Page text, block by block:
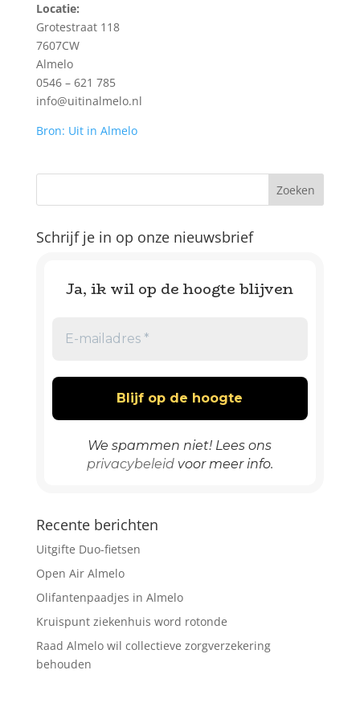
Locatie:
Grotestraat 118
7607CW
Almelo
0546 – 621 785
info@uitinalmelo.nl
Bron: Uit in Almelo
Schrijf je in op onze nieuwsbrief
Ja, ik wil op de hoogte blijven
We spammen niet! Lees ons
privacybeleidvoor meer info.
Recente berichten
Uitgifte Duo-fietsen
Open Air Almelo
Olifantenpaadjes in Almelo
Kruispunt ziekenhuis word rotonde
Raad Almelo wil collectieve zorgverzekering
behouden